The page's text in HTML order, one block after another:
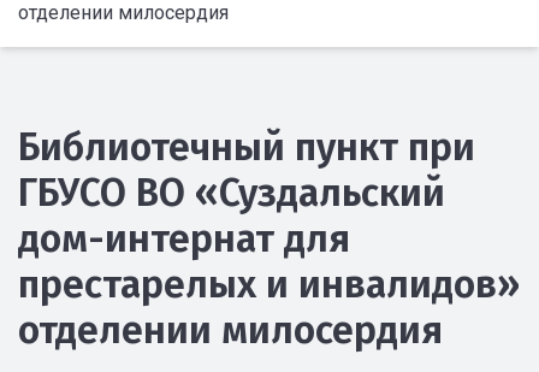
отделении милосердия
Библиотечный пункт при
ГБУСО ВО «Суздальский
дом-интернат для
престарелых и инвалидов»
отделении милосердия